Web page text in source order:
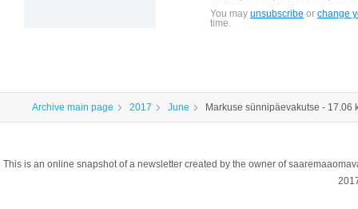
You may unsubscribe or change
time.
Archive main page 2017 June Markuse sünnipäevakutse - 17.06
This is an online snapshot of a newsletter created by the owner of